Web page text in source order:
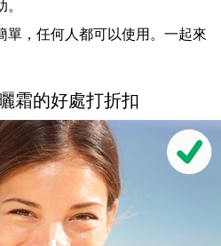
單，任何人都可以使用。一起來
霜的好處打折扣